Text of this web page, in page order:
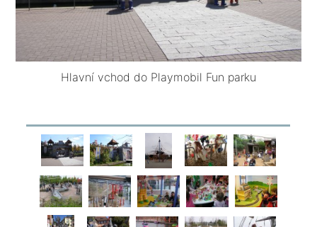
Hlavní vchod do Playmobil Fun parku